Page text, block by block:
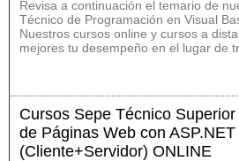
Revisa a continuación el temario de
Técnico de Programación en Visual
Nuestros cursos online y cursos a
mejores tu desempeño en el lugar de
Cursos Sepe Técnico
de Páginas Web con
(Cliente+Servidor) ONLINE